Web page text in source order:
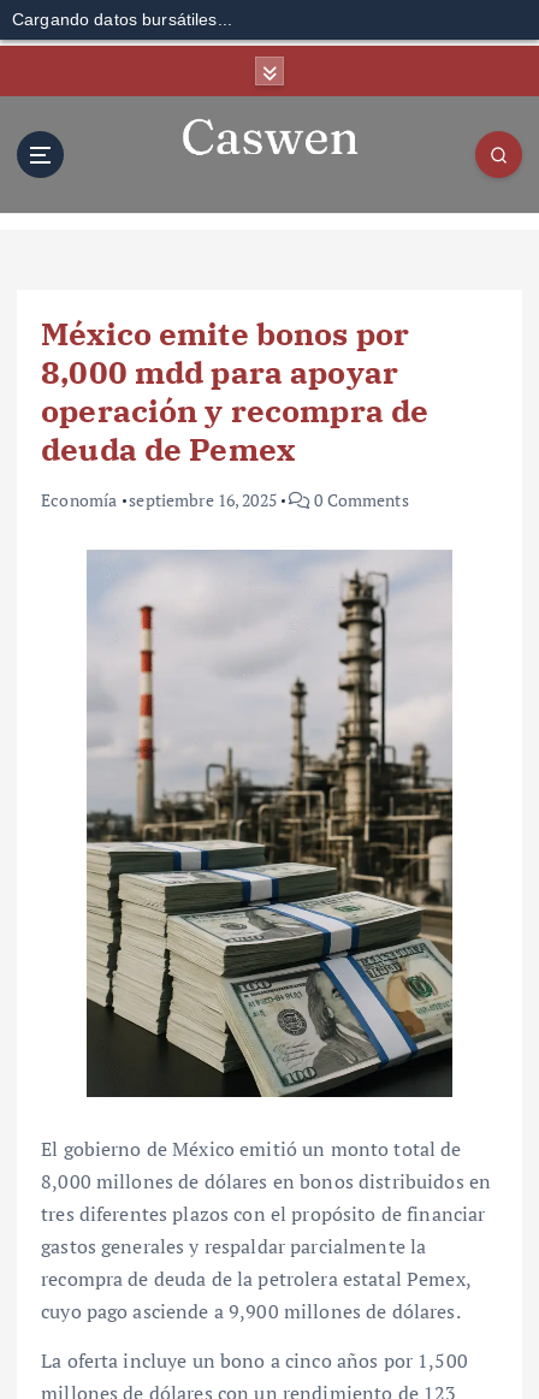
Cargando datos bursátiles...
México emite bonos por
8,000 mdd para apoyar
operación y recompra de
deuda de Pemex
Economía septiembre 16, 2025 0 Comments
El gobierno de México emitió un monto total de
8,000 millones de dólares en bonos distribuidos en
tres diferentes plazos con el propósito de financiar
gastos generales y respaldar parcialmente la
recompra de deuda de la petrolera estatal Pemex,
cuyo pago asciende a 9,900 millones de dólares.
La oferta incluye un bono a cinco años por 1,500
millones de dólares con un rendimiento de 123